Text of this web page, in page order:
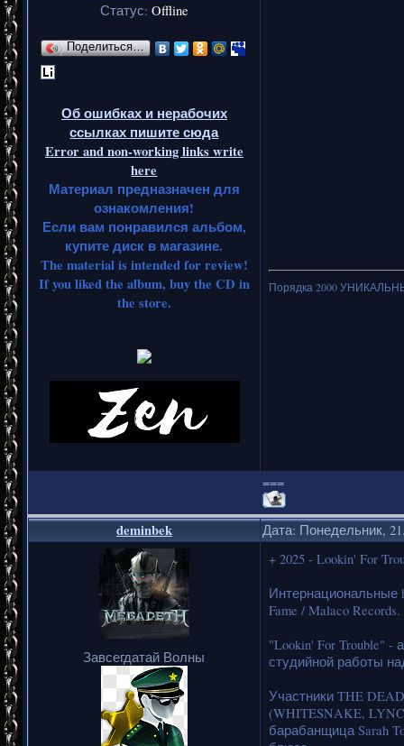
Статус: Offline
Поделиться…
Об ошибках и нерабочих
ссылках пишите сюда
Error and non-working links write
here
Материал предназначен для
ознакомления!
Если вам понравился альбом,
купите диск в магазине.
The material is intended for review!
If you liked the album, buy the CD in
the store.
Порядка 2000
===
deminbek Дата: Понедельник,
Завсегдатай Волны
+ 2025 - Lookin' For
Интернациональные
Fame / Malaco Records.
"Lookin' For Trouble" -
студийной работы
Участники THE
(WHITESNAKE,
барабанщица Sarah